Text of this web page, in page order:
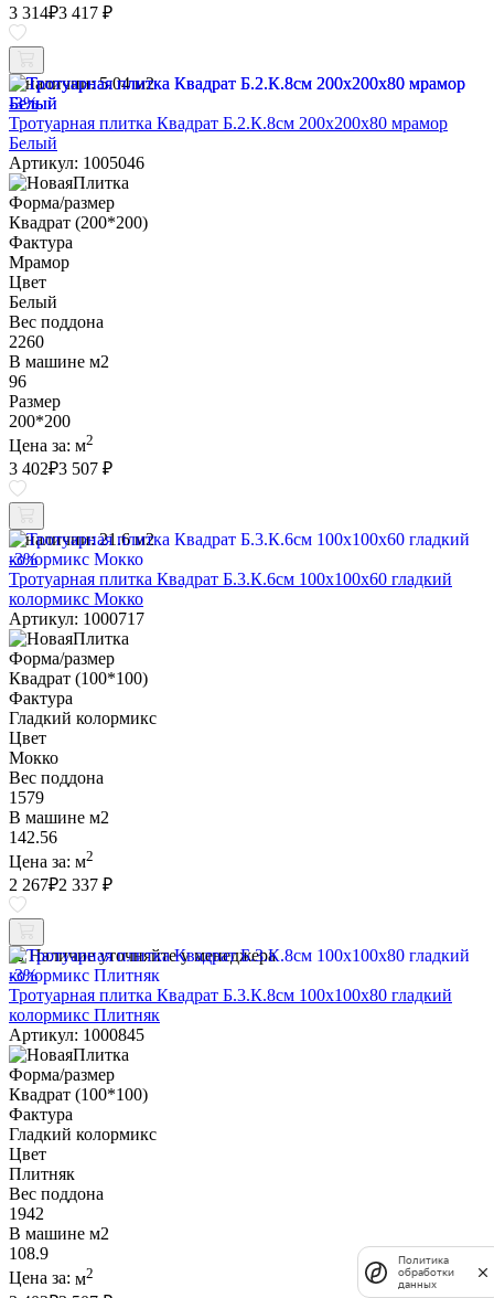
3 314₽3 417 ₽
В наличии: 5.04 м2
-3%
Тротуарная плитка Квадрат Б.2.К.8см 200х200х80 мрамор
Белый
Артикул: 1005046
Форма/размер
Квадрат (200*200)
Фактура
Мрамор
Цвет
Белый
Вес поддона
2260
В машине м2
96
Размер
200*200
Цена за: м2
3 402₽3 507 ₽
В наличии: 21.6 м2
-3%
Тротуарная плитка Квадрат Б.3.К.6см 100х100х60 гладкий
колормикс Мокко
Артикул: 1000717
Форма/размер
Квадрат (100*100)
Фактура
Гладкий колормикс
Цвет
Мокко
Вес поддона
1579
В машине м2
142.56
Цена за: м2
2 267₽2 337 ₽
Наличие уточняйте у менеджера
-3%
Тротуарная плитка Квадрат Б.3.К.8см 100х100х80 гладкий
колормикс Плитняк
Артикул: 1000845
Форма/размер
Квадрат (100*100)
Фактура
Гладкий колормикс
Цвет
Плитняк
Вес поддона
1942
В машине м2
108.9
Цена за: м2
Политика
обработки
данных